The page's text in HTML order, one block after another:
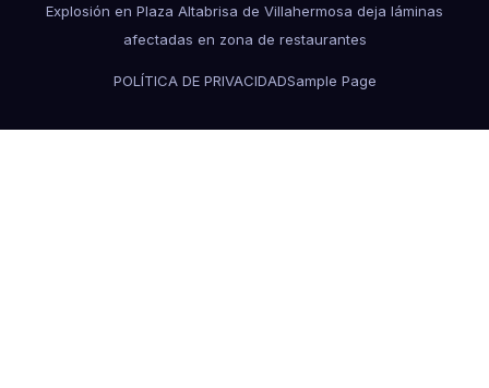
Explosión en Plaza Altabrisa de Villahermosa deja láminas
afectadas en zona de restaurantes
POLÍTICA DE PRIVACIDADSample Page